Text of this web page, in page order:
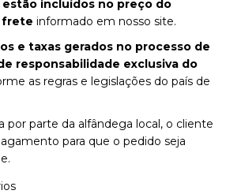
estão incluídos no preço do
frete informado em nosso site.
e taxas gerados no processo de
responsabilidade exclusiva do
as regras e legislações do país de
por parte da alfândega local, o cliente
para que o pedido seja